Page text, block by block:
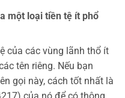
một loại tiền tệ ít phổ
của các vùng lãnh thổ ít
tên riêng. Nếu bạn
gọi này, cách tốt nhất là